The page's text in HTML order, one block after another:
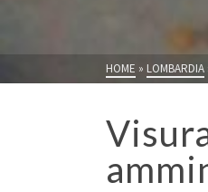
HOME » LOMBARDIA